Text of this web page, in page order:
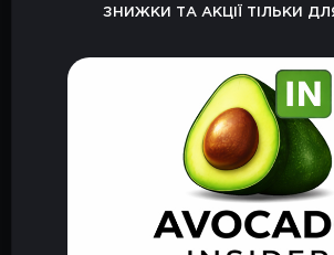
БЕЗАЛКОГОЛЬНІ
ЗНИЖКИ ТА АКЦІЇ ТІЛЬКИ